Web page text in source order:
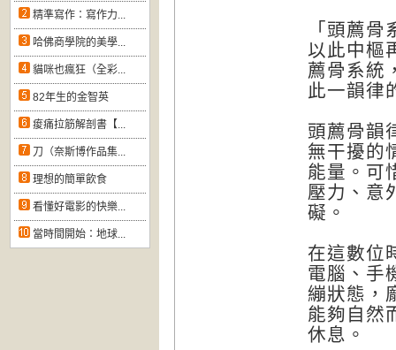
精準寫作：寫作力...
哈佛商學院的美學...
貓咪也瘋狂（全彩...
82年生的金智英
痠痛拉筋解剖書【...
刀（奈斯博作品集...
理想的簡單飲食
看懂好電影的快樂...
當時間開始：地球...
「頭薦
以此中樞
薦骨系統
此一韻律
頭薦骨韻
無干擾的
能量。可
壓力、意
礙。
在這數位
電腦、手
繃狀態，
能夠自然
休息。